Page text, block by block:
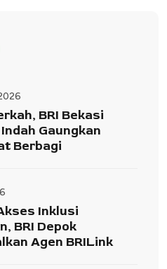
BRI Bekasi
Gaungkan
Berbagi
Inklusi
BRI Depok
Agen BRILink